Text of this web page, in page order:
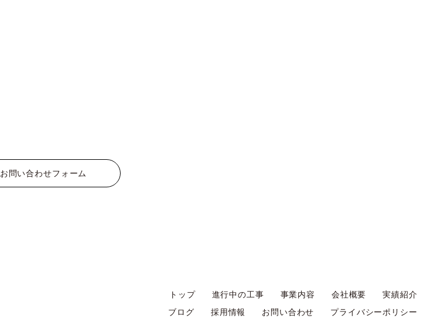
お問い合わせフォーム
トップ 進行中の工事 事業内容 会社概要
実績紹介
ブログ
採用情報 お問い合わせ プライバシーポリシー